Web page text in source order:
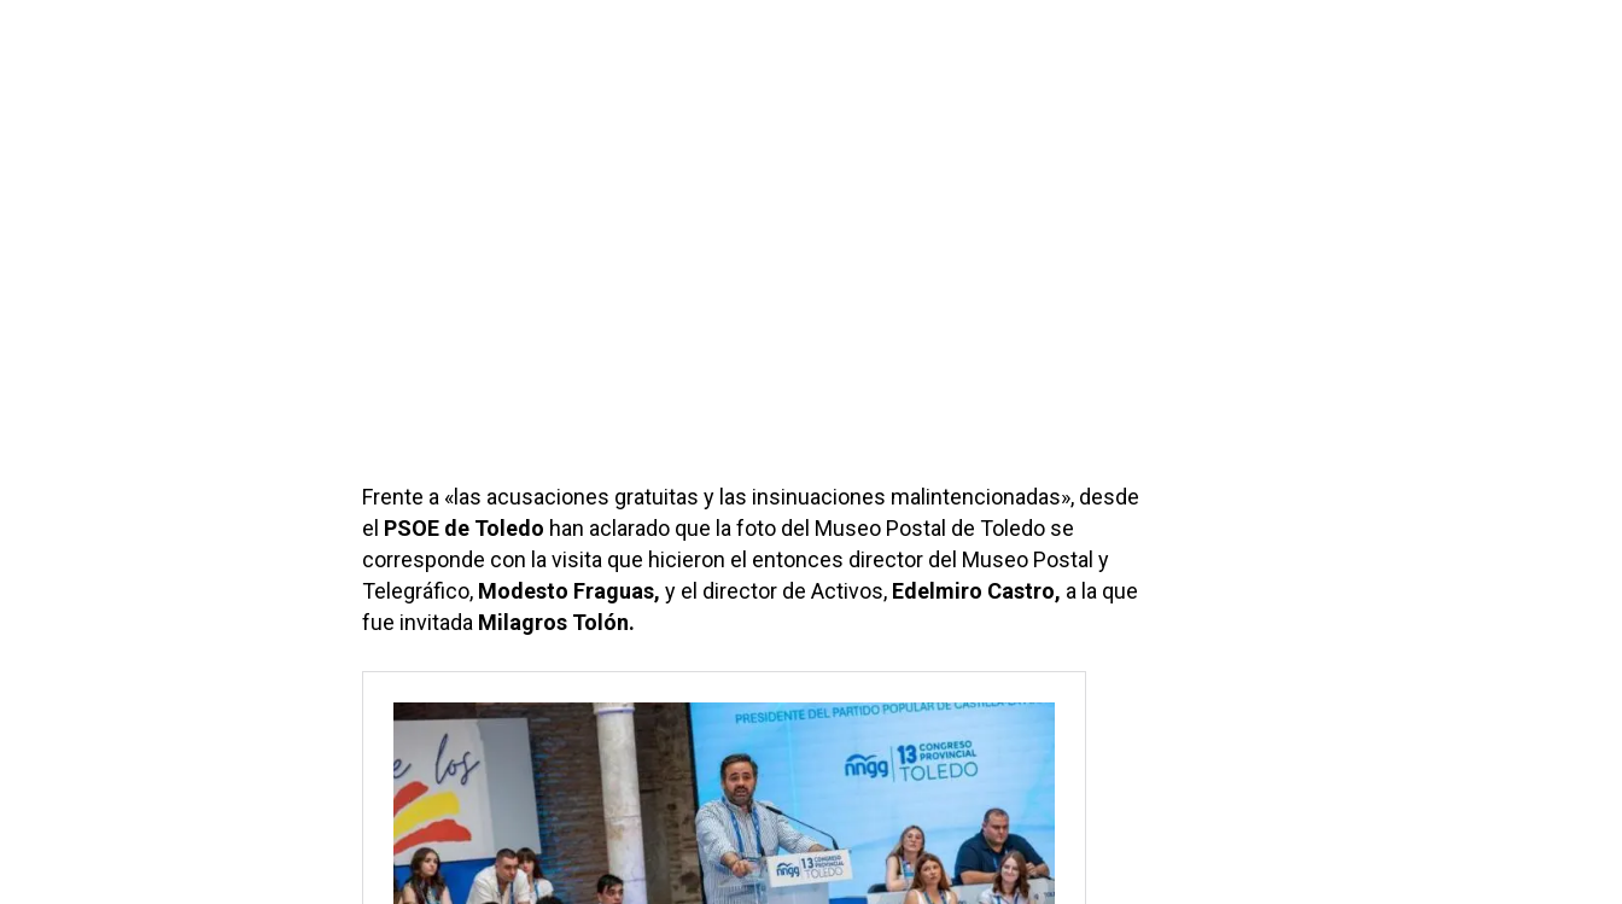
Frente a «las acusaciones gratuitas y las insinuaciones malintencionadas», desde
el PSOE de Toledo han aclarado que la foto del Museo Postal de Toledo se
corresponde con la visita que hicieron el entonces director del Museo Postal y
Telegráfico, Modesto Fraguas, y el director de Activos, Edelmiro Castro, a la que
fue invitada Milagros Tolón.